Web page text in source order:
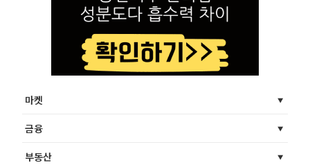
마켓
금융
부동산